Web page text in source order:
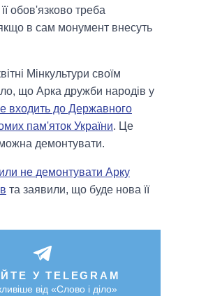
обов'язково треба
в сам монумент внесуть
Мінкультури своїм
що Арка дружби народів у
входить до Державного
пам'яток України. Це
демонтувати.
не демонтувати Арку
та заявили, що буде нова її
У TELEGRAM
від «Слово і діло»